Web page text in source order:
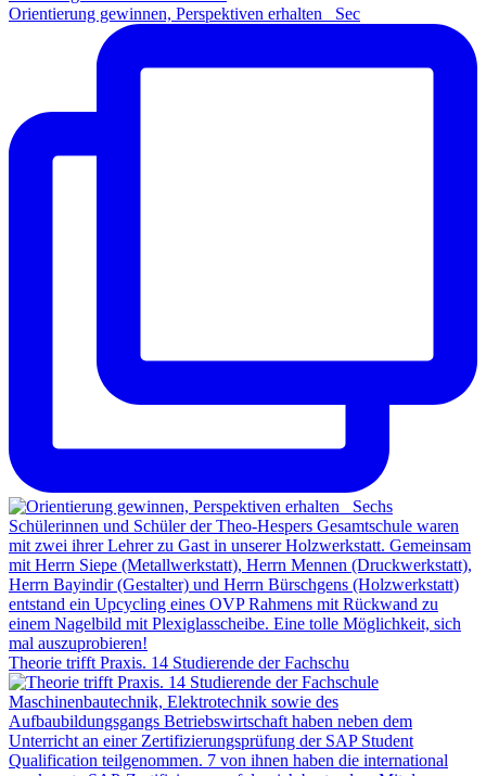
Orientierung gewinnen, Perspektiven erhalten Sec
Theorie trifft Praxis. 14 Studierende der Fachschu